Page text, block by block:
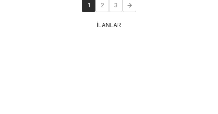
1 2 3
İLANLAR